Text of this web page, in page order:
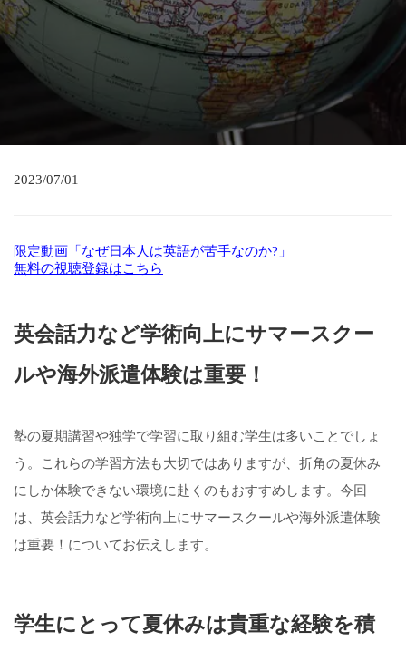
2023/07/01
限定動画「なぜ日本人は英語が苦手なのか?」
無料の視聴登録はこちら
英会話力など学術向上にサマースクー
ルや海外派遣体験は重要！
塾の夏期講習や独学で学習に取り組む学生は多いことでしょ
う。これらの学習方法も大切ではありますが、折角の夏休み
にしか体験できない環境に赴くのもおすすめします。今回
は、英会話力など学術向上にサマースクールや海外派遣体験
は重要！についてお伝えします。
学生にとって夏休みは貴重な経験を積